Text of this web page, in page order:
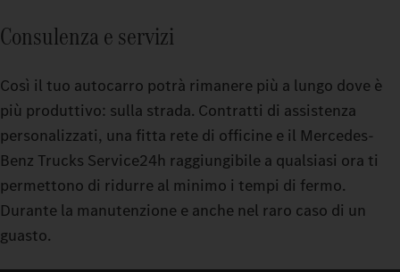
Consulenza e servizi
Così il tuo autocarro potrà rimanere più a lungo dove è
più produttivo: sulla strada. Contratti di assistenza
personalizzati, una fitta rete di officine e il Mercedes-
Benz Trucks Service24h raggiungibile a qualsiasi ora ti
permettono di ridurre al minimo i tempi di fermo.
Durante la manutenzione e anche nel raro caso di un
guasto.